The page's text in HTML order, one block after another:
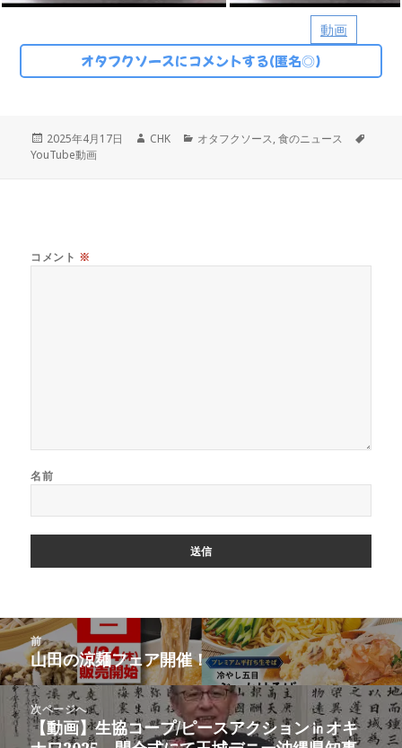
動画
オタフクソースにコメントする(匿名◎)
投
稿
2025年4月17日
作
CHK
カ
オタフクソース,食のニュース
YouTube動画
コメント ※
名前
投
稿
ナ
ゲ
前
前
の
投
稿:
山田の涼麺フェア開催！
次ページへ
次
【動画】生協コープ/ピースアクション㏌オキ